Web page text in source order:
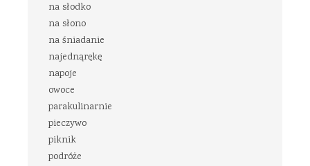
na słodko
na słono
na śniadanie
najednąrękę
napoje
owoce
parakulinarnie
pieczywo
piknik
podróże